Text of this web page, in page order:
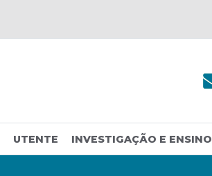
UTENTE INVESTIGAÇÃO E ENSINO